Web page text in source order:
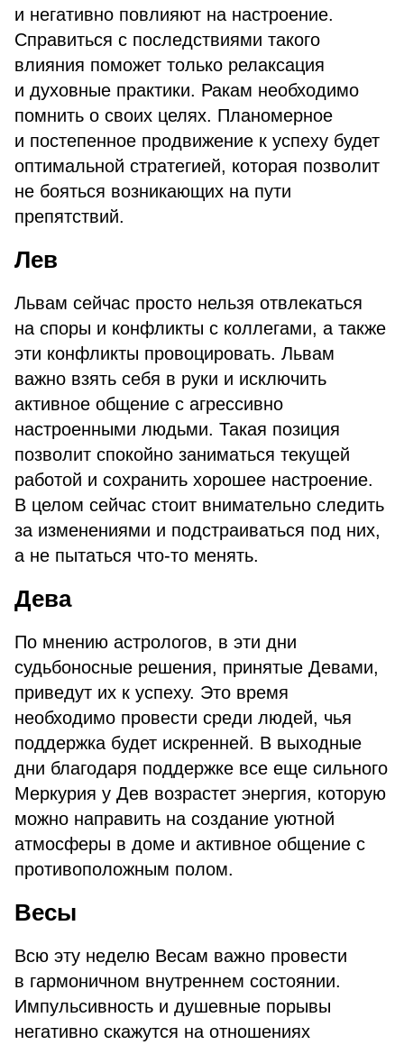
и негативно повлияют на настроение.
Справиться с последствиями такого
влияния поможет только релаксация
и духовные практики. Ракам необходимо
помнить о своих целях. Планомерное
и постепенное продвижение к успеху будет
оптимальной стратегией, которая позволит
не бояться возникающих на пути
препятствий.
Лев
Львам сейчас просто нельзя отвлекаться
на споры и конфликты с коллегами, а также
эти конфликты провоцировать. Львам
важно взять себя в руки и исключить
активное общение с агрессивно
настроенными людьми. Такая позиция
позволит спокойно заниматься текущей
работой и сохранить хорошее настроение.
В целом сейчас стоит внимательно следить
за изменениями и подстраиваться под них,
а не пытаться что-то менять.
Дева
По мнению астрологов, в эти дни
судьбоносные решения, принятые Девами,
приведут их к успеху. Это время
необходимо провести среди людей, чья
поддержка будет искренней. В выходные
дни благодаря поддержке все еще сильного
Меркурия у Дев возрастет энергия, которую
можно направить на создание уютной
атмосферы в доме и активное общение с
противоположным полом.
Весы
Всю эту неделю Весам важно провести
в гармоничном внутреннем состоянии.
Импульсивность и душевные порывы
негативно скажутся на отношениях